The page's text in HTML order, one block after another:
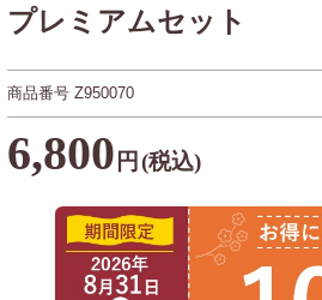
プレミアムセット
商品番号 Z950070
6,800円 (税込)